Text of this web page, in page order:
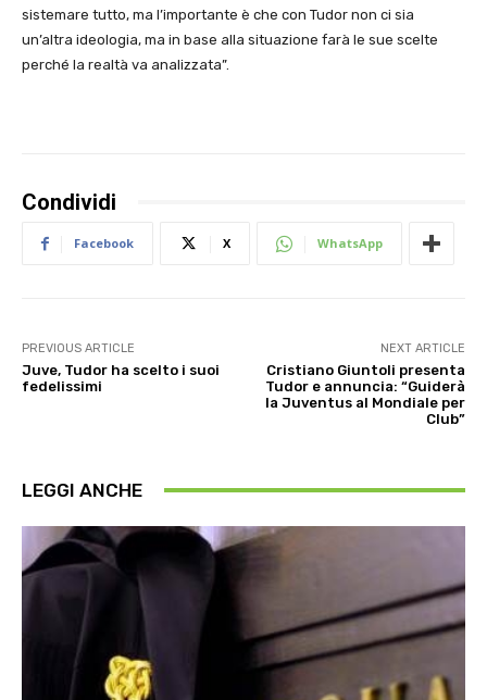
sistemare tutto, ma l’importante è che con Tudor non ci sia
un’altra ideologia, ma in base alla situazione farà le sue scelte
perché la realtà va analizzata”.
Condividi
Facebook X WhatsApp
PREVIOUS ARTICLE
Juve, Tudor ha scelto i suoi
fedelissimi
NEXT ARTICLE
Cristiano Giuntoli presenta
Tudor e annuncia: “Guiderà
la Juventus al Mondiale per
Club”
LEGGI ANCHE